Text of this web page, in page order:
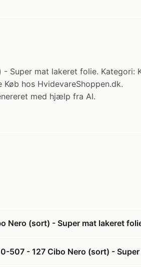
Super mat lakeret folie. Kategori:
hos HvidevareShoppen.dk.
med hjælp fra AI.
Nero (sort) - Super mat lakeret
507 - 127 Cibo Nero (sort) -